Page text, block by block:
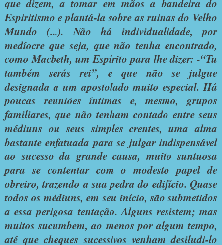
que dizem, a tomar em mãos a bandeira do
Espiritismo e plantá-la sobre as ruinas do Velho
Mundo (...). Não há individualidade, por
medíocre que seja, que não tenha encontrado,
como Macbeth, um Espírito para lhe dizer: -“Tu
também serás rei”, e que não se julgue
designada a um apostolado muito especial. Há
poucas reuniões íntimas e, mesmo, grupos
familiares, que não tenham contado entre seus
médiuns ou seus simples crentes, uma alma
bastante enfatuada para se julgar indispensável
ao sucesso da grande causa, muito suntuosa
para se contentar com o modesto papel de
obreiro, trazendo a sua pedra do edifício. Quase
todos os médiuns, em seu início, são submetidos
a essa perigosa tentação. Alguns resistem; mas
muitos sucumbem, ao menos por algum tempo,
até que cheques sucessivos venham desiludi-lo